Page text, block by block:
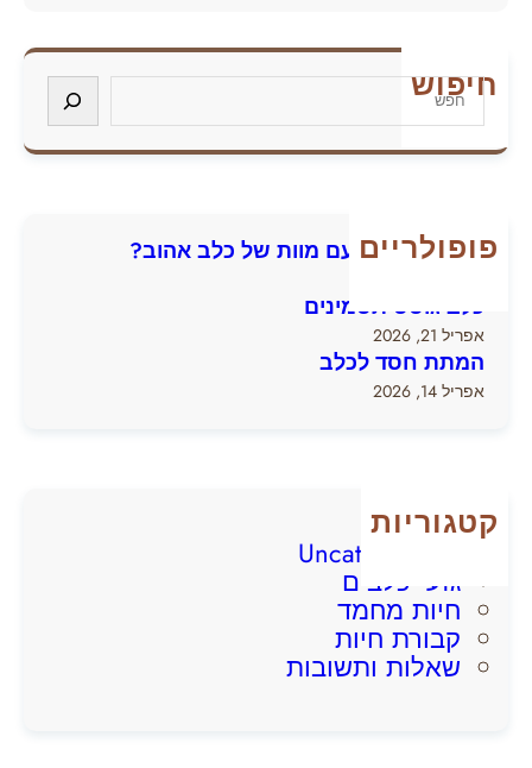
מ
ס
חיפוש
S
e
a
h
פופולריים
איך להתמודד עם מוות של כלב אהוב?
כלב גוסס תסמינים
אפריל 21, 2026
המתת חסד לכלב
אפריל 14, 2026
קטגוריות
Uncategorized
גזעי כלבים
חיות מחמד
קבורת חיות
שאלות ותשובות